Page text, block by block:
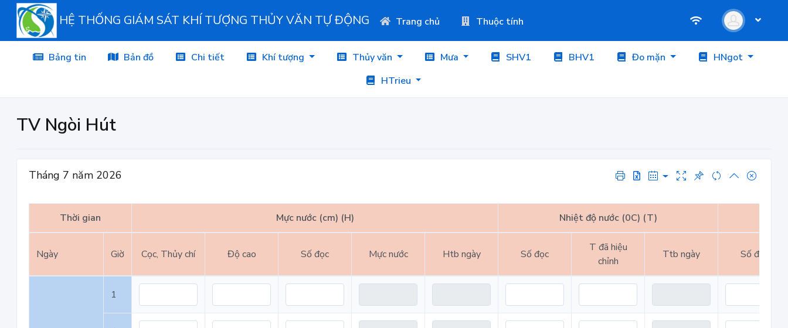
HỆ THỐNG GIÁM SÁT KHÍ TƯỢNG THỦY VĂN TỰ ĐỘNG Trang chủ Thuộc tính
Bảng tin Bản đồ Chi tiết Khí tượng Thủy văn Mưa SHV1 BHV1 Đo mặn
HNgot
HTrieu
TV Ngòi Hút
Tháng 7 năm 2026
Thời gian Mực nước (cm) (H) Nhiệt độ nước (0C) (T)
Ngày Giờ Cọc, Thủy chí Độ cao Số đọc Mực nước Htb ngày Số đọc
T đã hiệu
chỉnh
Ttb ngày Số đọc
1